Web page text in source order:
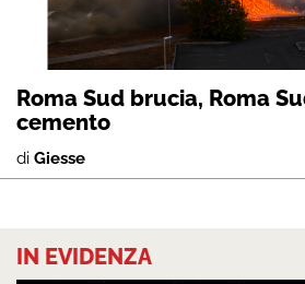
Roma Sud brucia, Roma
cemento
di Giesse
IN EVIDENZA